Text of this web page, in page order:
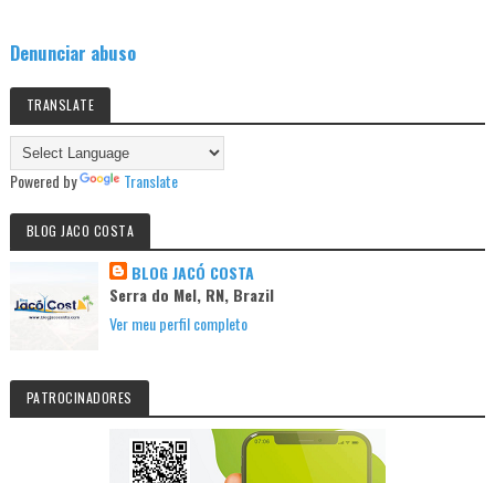
Denunciar abuso
TRANSLATE
Powered by Translate
BLOG JACO COSTA
BLOG JACÓ COSTA
Serra do Mel, RN, Brazil
Ver meu perfil completo
PATROCINADORES